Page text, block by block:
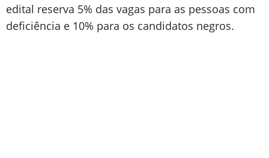
edital reserva 5% das vagas para as pessoas com
deficiência e 10% para os candidatos negros.